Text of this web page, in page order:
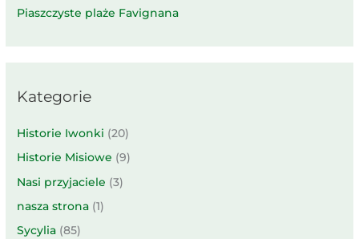
Piaszczyste plaże Favignana
Kategorie
Historie Iwonki (20)
Historie Misiowe (9)
Nasi przyjaciele (3)
nasza strona (1)
Sycylia (85)